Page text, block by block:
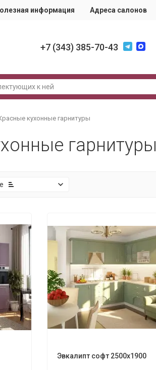
информация Адреса салонов
+7 (343) 385-70-43
кухонные гарнитуры
гарнитуры
Эвкалипт софт 2500х1900